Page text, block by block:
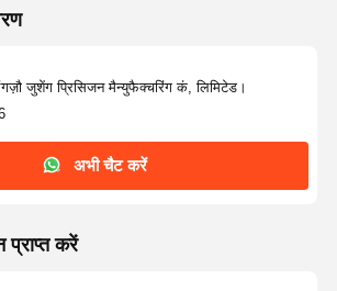
जुशेंग प्रिसिजन मैन्युफैक्चरिंग कं, लिमिटेड।
अभी चैट करें
प्राप्त करें